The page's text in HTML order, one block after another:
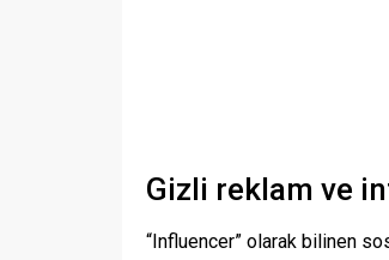
Gizli reklam ve
“Influencer” olarak bilinen